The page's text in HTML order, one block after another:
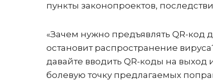
пункты законопроектов,
«Зачем нужно предъявлять QR-код
остановит распространение
давайте вводить QR-коды на выход
болевую точку предлагаемых